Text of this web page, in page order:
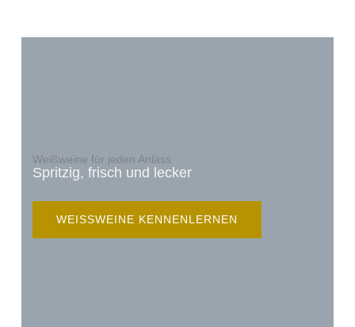
Weißweine für jeden Anlass
Spritzig, frisch und lecker
WEISSWEINE KENNENLERNEN